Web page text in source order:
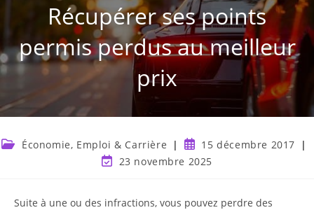
Récupérer ses points
permis perdus au meilleur
prix
Économie, Emploi & Carrière
15 décembre 2017
23 novembre 2025
Suite à une ou des infractions, vous pouvez perdre des